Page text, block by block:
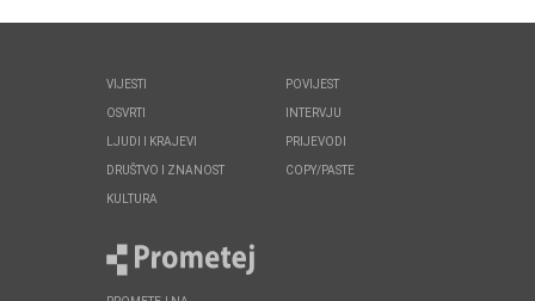
VIJESTI
OSVRTI
LJUDI I KRAJEVI
DRUŠTVO I ZNANOST
KULTURA
POVIJEST
INTERVJU
PRIJEVODI
COPY/PASTE